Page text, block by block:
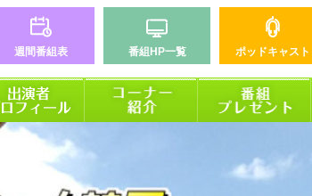
週間番組表 番組HP一覧 ポッドキャスト